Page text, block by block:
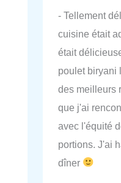
- Tellement
cuisine était
était
poulet biryani
des meilleurs
que j'ai
avec l'équité
portions. J'ai
dîner